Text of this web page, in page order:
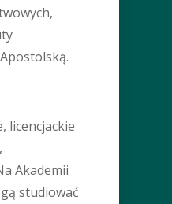
licencjackie
Akademii
studiować